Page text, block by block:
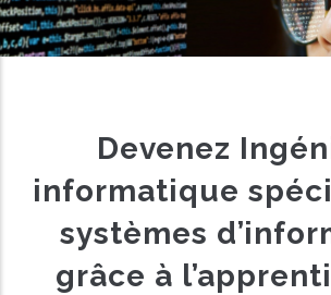
Devenez
informatique
systèmes
grâce à